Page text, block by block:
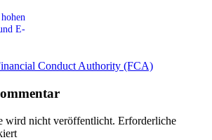
E-
Conduct Authority (FCA)
wird nicht veröffentlicht. Erforderliche